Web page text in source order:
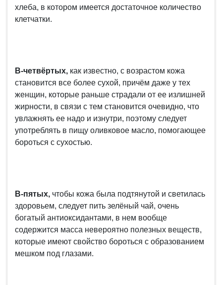
хлеба, в котором имеется достаточное количество
клетчатки.
В-четвёртых, как известно, с возрастом кожа
становится все более сухой, причём даже у тех
женщин, которые раньше страдали от ее излишней
жирности, в связи с тем становится очевидно, что
увлажнять ее надо и изнутри, поэтому следует
употреблять в пищу оливковое масло, помогающее
бороться с сухостью.
В-пятых, чтобы кожа была подтянутой и светилась
здоровьем, следует пить зелёный чай, очень
богатый антиоксидантами, в нем вообще
содержится масса невероятно полезных веществ,
которые имеют свойство бороться с образованием
мешком под глазами.